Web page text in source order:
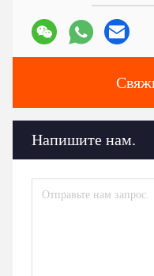
Напишите нам.